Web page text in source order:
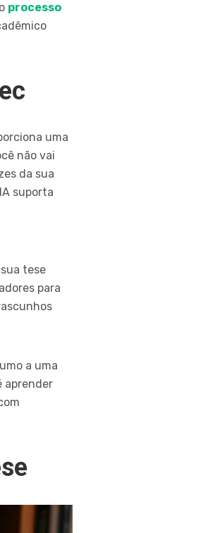
processo
uma
não vai
da sua
suporta
tese
para
a uma
aprender